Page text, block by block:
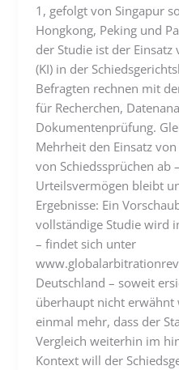
1, gefolgt von Singapur
Hongkong, Peking und
der Studie ist der
(KI) in der
Befragten rechnen mit
für Recherchen,
Dokumentenprüfung.
Mehrheit den Einsatz
von Schiedssprüchen ab
Urteilsvermögen bleibt
Ergebnisse: Ein
vollständige Studie wird
– findet sich unter
Deutschland – soweit
überhaupt nicht
einmal mehr, dass der
Vergleich weiterhin im
Kontext will der